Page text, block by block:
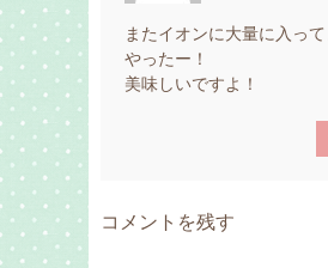
またイオンに大量に入って
やったー！
美味しいですよ！
コメントを残す